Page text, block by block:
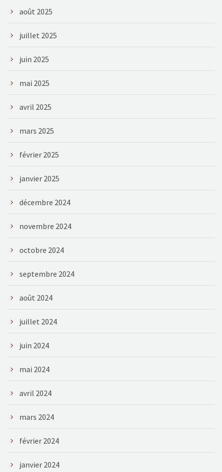
août 2025
juillet 2025
juin 2025
mai 2025
avril 2025
mars 2025
février 2025
janvier 2025
décembre 2024
novembre 2024
octobre 2024
septembre 2024
août 2024
juillet 2024
juin 2024
mai 2024
avril 2024
mars 2024
février 2024
janvier 2024